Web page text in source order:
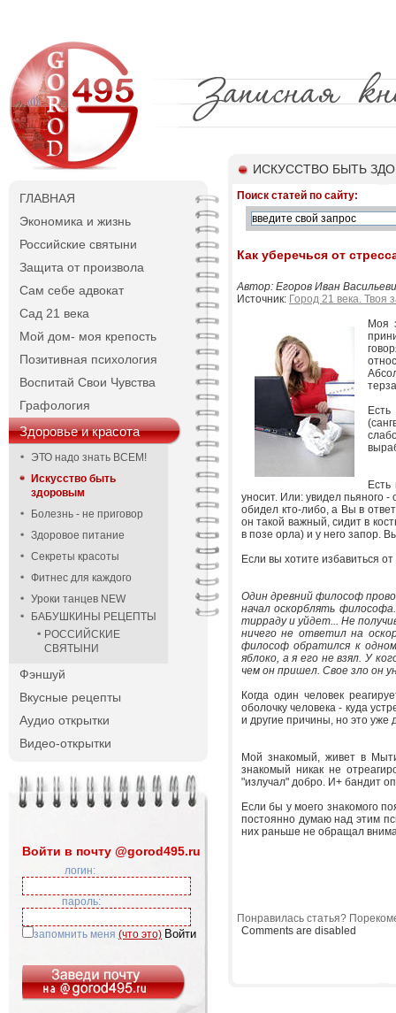
ГЛАВНАЯ
Экономика и жизнь
Российские святыни
Защита от произвола
Сам себе адвокат
Сад 21 века
Мой дом- моя крепость
Позитивная психология
Воспитай Свои Чувства
Графология
Здоровье и красота
ЭТО надо знать ВСЕМ!
Искусство быть
здоровым
Болезнь - не приговор
Здоровое питание
Секреты красоты
Фитнес для каждого
Уроки танцев NEW
БАБУШКИНЫ РЕЦЕПТЫ
РОССИЙСКИЕ
СВЯТЫНИ
Фэншуй
Вкусные рецепты
Аудио открытки
Видео-открытки
Войти в почту @gorod495.ru
логин:
пароль:
запомнить меня (что это)
ИСКУССТВО БЫТЬ
Поиск статей по сайту:
Как уберечься от
Автор: Егоров Иван
Источник: Город 21 века. Твоя
Моя
уносит. Или: увидел пьяного
обидел кто-либо, а Вы в
он такой важный, сидит в
в позе орла) и у него запор.
Если вы хотите избавиться
Один древний философ
начал оскорблять
тирраду и уйдет... Не
ничего не ответил на
философ обратился к
яблоко, а я его не взял. У
чем он пришел. Свое зло он
Когда один человек
оболочку человека - куда
и другие причины, но это уже
Мой знакомый, живет в
знакомый никак не
"излучал" добро. И+ бандит
Если бы у моего знакомого
постоянно думаю над этим
них раньше не обращал
Понравилась статья?
Comments are disabled